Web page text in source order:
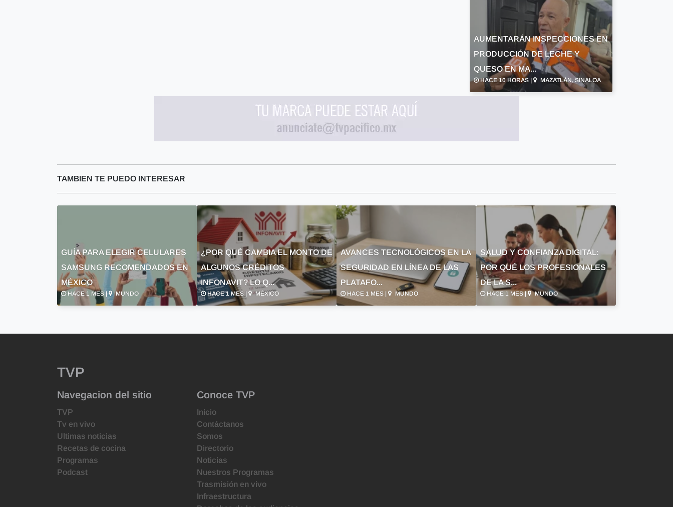
AUMENTARÁN INSPECCIONES EN
PRODUCCIÓN DE LECHE Y
QUESO EN MA...
HACE 10 HORAS | MAZATLÁN, SINALOA
TAMBIEN TE PUEDO INTERESAR
GUÍA PARA ELEGIR CELULARES
SAMSUNG RECOMENDADOS EN
MÉXICO
HACE 1 MES | MUNDO
¿POR QUÉ CAMBIA EL MONTO DE
ALGUNOS CRÉDITOS
INFONAVIT? LO Q...
HACE 1 MES | MÉXICO
AVANCES TECNOLÓGICOS EN LA
SEGURIDAD EN LÍNEA DE LAS
PLATAFO...
HACE 1 MES | MUNDO
SALUD Y CONFIANZA DIGITAL:
POR QUÉ LOS PROFESIONALES
DE LA S...
HACE 1 MES | MUNDO
TVP
Navegacion del sitio
TVP
Tv en vivo
Ultimas noticias
Recetas de cocina
Programas
Podcast
Conoce TVP
Inicio
Contáctanos
Somos
Directorio
Noticias
Nuestros Programas
Trasmisión en vivo
Infraestructura